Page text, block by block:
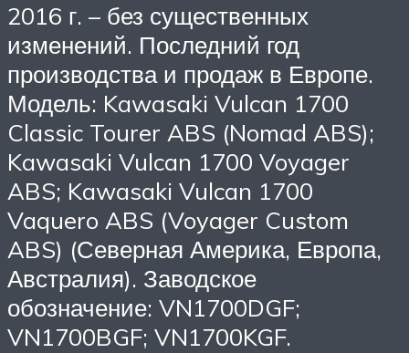
2016 г. – без существенных
изменений. Последний год
производства и продаж в Европе.
Модель: Kawasaki Vulcan 1700
Classic Tourer ABS (Nomad ABS);
Kawasaki Vulcan 1700 Voyager
ABS; Kawasaki Vulcan 1700
Vaquero ABS (Voyager Custom
ABS) (Северная Америка, Европа,
Австралия). Заводское
обозначение: VN1700DGF;
VN1700BGF; VN1700KGF.